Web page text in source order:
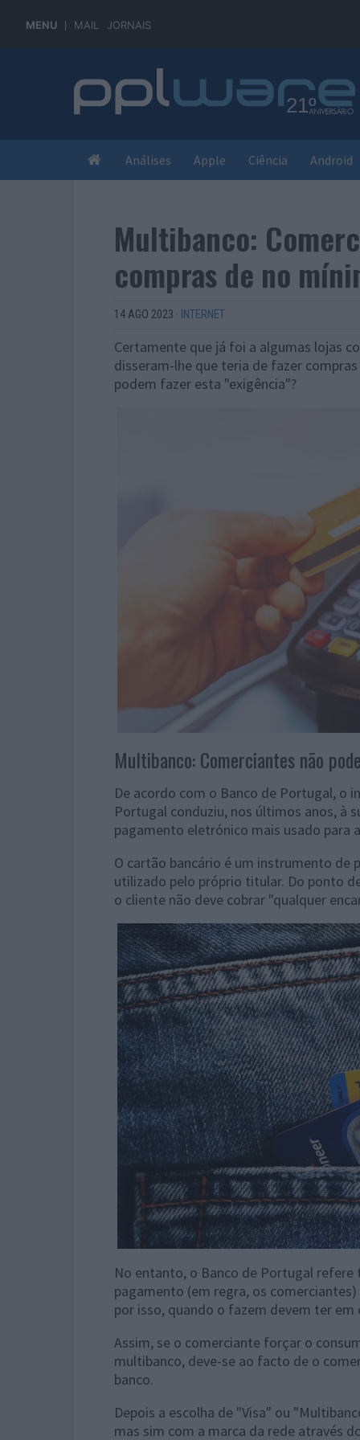
MENU MAIL JORNAIS
Análises Apple Ciência Android
Multibanco:
compras de no
14 AGO 2023 · INTERNET
Certamente que já foi a algumas lojas
disseram-lhe que teria de fazer
podem fazer esta "exigência"?
Multibanco: Comerciantes não
De acordo com o Banco de Portugal, o
Portugal conduziu, nos últimos anos, à
pagamento eletrónico mais usado para
O cartão bancário é um instrumento de
utilizado pelo próprio titular. Do ponto
o cliente não deve cobrar "qualquer
No entanto, o Banco de Portugal
pagamento (em regra, os
por isso, quando o fazem devem ter
Assim, se o comerciante forçar o
multibanco, deve-se ao facto de o
banco.
Depois a escolha de "Visa" ou
mas sim com a marca da rede através